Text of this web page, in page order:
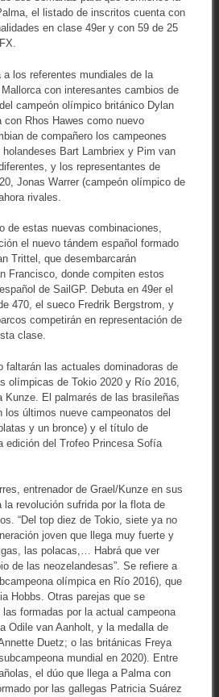
el listado de inscritos cuenta con
en clase 49er y con 59 de 25
a los referentes mundiales de la
con interesantes cambios de
campeón olímpico británico Dylan
con Rhos Hawes como nuevo
de compañero los campeones
Bart Lambriex y Pim van
y los representantes de
Jonas Warrer (campeón olímpico de
rivales.
de estas nuevas combinaciones,
el nuevo tándem español formado
Trittel, que desembarcarán
Francisco, donde compiten estos
de SailGP. Debuta en 49er el
470, el sueco Fredrik Bergstrom, y
competirán en representación de
clase.
faltarán las actuales dominadoras de
olímpicas de Tokio 2020 y Río 2016,
Kunze. El palmarés de las brasileñas
los últimos nueve campeonatos del
y un bronce) y el título de
edición del Trofeo Princesa Sofía
entrenador de Grael/Kunze en sus
revolución sufrida por la flota de
“Del top diez de Tokio, siete ya no
joven que llega muy fuerte y
las polacas,… Habrá que ver
de las neozelandesas”. Se refiere a
olímpica en Río 2016), que
Hobbs. Otras parejas que se
formadas por la actual campeona
Odile van Aanholt, y la medalla de
Duetz; o las británicas Freya
mundial en 2020). Entre
el dúo que llega a Palma con
por las gallegas Patricia Suárez